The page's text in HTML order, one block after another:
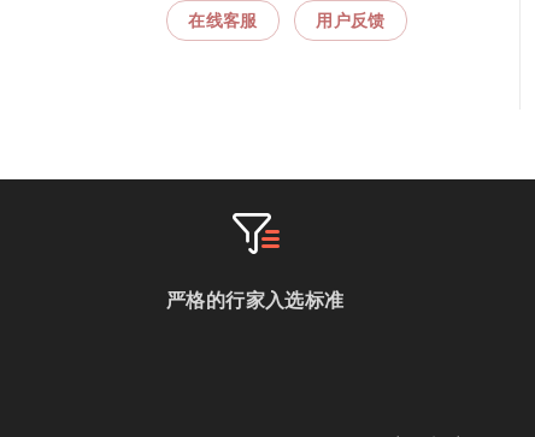
在线客服 用户反馈
严格的行家入选标准